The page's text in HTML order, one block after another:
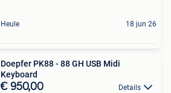
Heule 18 jun 26
Doepfer PK88 - 88 GH USB Midi
Keyboard
€ 950,00 Details